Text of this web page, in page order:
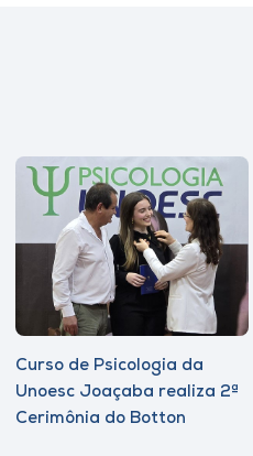
Curso de Psicologia da
Unoesc Joaçaba realiza 2ª
Cerimônia do Botton